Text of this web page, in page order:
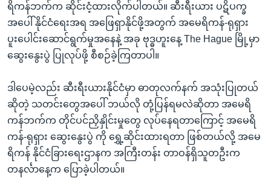
ရိကန်ဘက်က ဆိုင်းငံ့ထားလိုက်ပါတယ်။ ဆီးရီးယား ပဋိပက္ခ
အပေါ် နိုင်ငံရေးအရ အဖြေရှာနိုင်ဖို့အတွက် အမေရိကန်-ရုရှား
ပူးပေါင်းဆောင်ရွက်မှုအနေနဲ့ အခု ဗုဒ္ဓဟူးနေ့ The Hague မြို့မှာ
ဆွေးနွေးပွဲ ပြုလုပ်ဖို့ စီစဉ်ခဲ့ကြတာပါ။
ဒါပေမဲ့လည်း ဆီးရီးယားနိုင်ငံမှာ ဓာတုလက်နက် အသုံးပြုတယ်
ဆိုတဲ့ သတင်းတွေအပေါ် ဘယ်လို တုံ့ပြန်ရမလဲဆိုတာ အမေရိ
ကန်ဘက်က တိုင်ပင်ညှိနှိုင်းမှုတွေ လုပ်နေရတာကြောင့် အမေရိ
ကန်-ရုရှား ဆွေးနွေးပွဲ ကို ရွှေ့ဆိုင်းထားရတာ ဖြစ်တယ်လို့ အမေ
ရိကန် နိုင်ငံခြားရေးဌာနက အကြီးတန်း တာဝန်ရှိသူတဦးက
တနင်္လာနေ့က ပြောခဲ့ပါတယ်။